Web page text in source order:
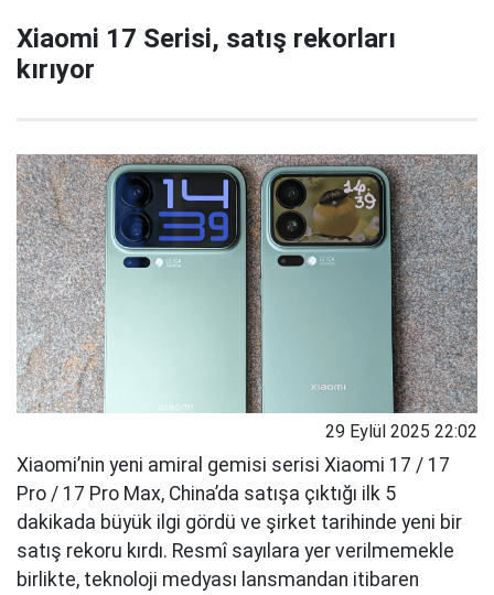
Xiaomi 17 Serisi, satış rekorları
kırıyor
29 Eylül 2025 22:02
Xiaomi’nin yeni amiral gemisi serisi Xiaomi 17 / 17
Pro / 17 Pro Max, China’da satışa çıktığı ilk 5
dakikada büyük ilgi gördü ve şirket tarihinde yeni bir
satış rekoru kırdı. Resmî sayılara yer verilmemekle
birlikte, teknoloji medyası lansmandan itibaren